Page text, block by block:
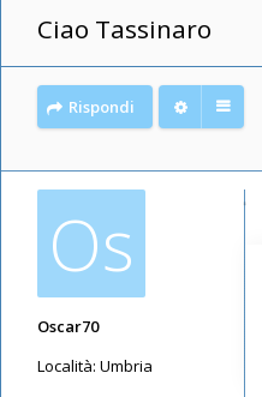
Ciao Tassinaro
Rispondi
Os
Oscar70
Località: Umbria